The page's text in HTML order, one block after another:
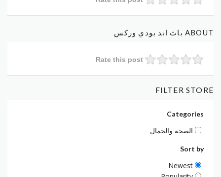
ABOUT باث اند بودي وركس
Rate this post
FILTER STORE
Categories
الصحة والجمال
Sort by
Newest